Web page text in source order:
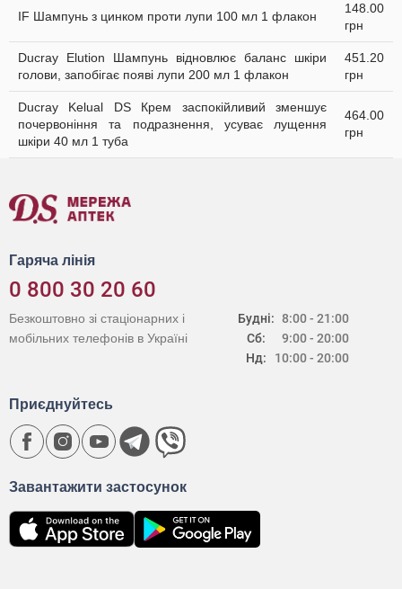
IF Шампунь з цинком проти лупи 100 мл 1 флакон
148.00
грн
Ducray Elution Шампунь відновлює баланс шкіри
голови, запобігає появі лупи 200 мл 1 флакон
451.20
грн
Ducray Kelual DS Крем заспокійливий зменшує
почервоніння та подразнення, усуває лущення
шкіри 40 мл 1 туба
464.00
грн
Гаряча лінія
0 800 30 20 60
Будні:
Сб:
Нд:
8:00 - 21:00
9:00 - 20:00
10:00 - 20:00
Безкоштовно зі стаціонарних і
мобільних телефонів в Україні
Завантажити застосунок
Приєднуйтесь